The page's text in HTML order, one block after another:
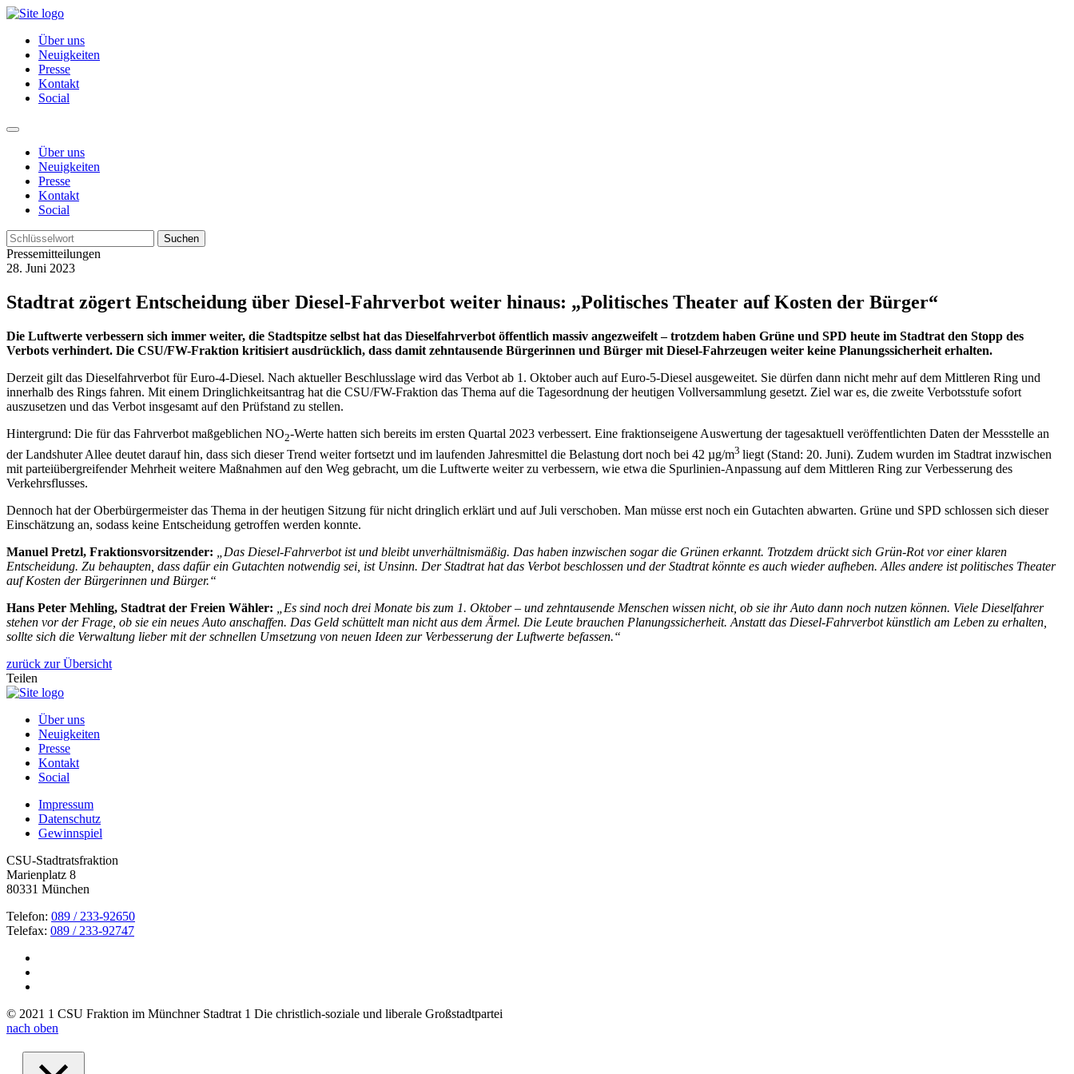
Über uns
Neuigkeiten
Presse
Kontakt
Social
Über uns
Neuigkeiten
Presse
Kontakt
Social
Suchen
Pressemitteilungen
28. Juni 2023
Stadtrat zögert Entscheidung über Diesel-Fahrverbot weiter hinaus: „Politisches Theater auf Kosten der Bürger“
Die Luftwerte verbessern sich immer weiter, die Stadtspitze selbst hat das Dieselfahrverbot öffentlich massiv angezweifelt – trotzdem haben Grüne und SPD heute im Stadtrat den Stopp des
Verbots verhindert. Die CSU/FW-Fraktion kritisiert ausdrücklich, dass damit zehntausende Bürgerinnen und Bürger mit Diesel-Fahrzeugen weiter keine Planungssicherheit erhalten.
Derzeit gilt das Dieselfahrverbot für Euro-4-Diesel. Nach aktueller Beschlusslage wird das Verbot ab 1. Oktober auch auf Euro-5-Diesel ausgeweitet. Sie dürfen dann nicht mehr auf dem Mittleren Ring und
innerhalb des Rings fahren. Mit einem Dringlichkeitsantrag hat die CSU/FW-Fraktion das Thema auf die Tagesordnung der heutigen Vollversammlung gesetzt. Ziel war es, die zweite Verbotsstufe sofort
auszusetzen und das Verbot insgesamt auf den Prüfstand zu stellen.
Hintergrund: Die für das Fahrverbot maßgeblichen NO2-Werte hatten sich bereits im ersten Quartal 2023 verbessert. Eine fraktionseigene Auswertung der tagesaktuell veröffentlichten Daten der Messstelle an
der Landshuter Allee deutet darauf hin, dass sich dieser Trend weiter fortsetzt und im laufenden Jahresmittel die Belastung dort noch bei 42 µg/m3 liegt (Stand: 20. Juni). Zudem wurden im Stadtrat inzwischen
mit parteiübergreifender Mehrheit weitere Maßnahmen auf den Weg gebracht, um die Luftwerte weiter zu verbessern, wie etwa die Spurlinien-Anpassung auf dem Mittleren Ring zur Verbesserung des
Verkehrsflusses.
Dennoch hat der Oberbürgermeister das Thema in der heutigen Sitzung für nicht dringlich erklärt und auf Juli verschoben. Man müsse erst noch ein Gutachten abwarten. Grüne und SPD schlossen sich dieser
Einschätzung an, sodass keine Entscheidung getroffen werden konnte.
Manuel Pretzl, Fraktionsvorsitzender:
„Das Diesel-Fahrverbot ist und bleibt unverhältnismäßig. Das haben inzwischen sogar die Grünen erkannt. Trotzdem drückt sich Grün-Rot vor einer klaren
Entscheidung. Zu behaupten, dass dafür ein Gutachten notwendig sei, ist Unsinn. Der Stadtrat hat das Verbot beschlossen und der Stadtrat könnte es auch wieder aufheben. Alles andere ist politisches Theater
auf Kosten der Bürgerinnen und Bürger.“
Hans Peter Mehling, Stadtrat der Freien Wähler:
„Es sind noch drei Monate bis zum 1. Oktober – und zehntausende Menschen wissen nicht, ob sie ihr Auto dann noch nutzen können. Viele Dieselfahrer
stehen vor der Frage, ob sie ein neues Auto anschaffen. Das Geld schüttelt man nicht aus dem Ärmel. Die Leute brauchen Planungssicherheit. Anstatt das Diesel-Fahrverbot künstlich am Leben zu erhalten,
sollte sich die Verwaltung lieber mit der schnellen Umsetzung von neuen Ideen zur Verbesserung der Luftwerte befassen.“
zurück zur Übersicht
Teilen
Über uns
Neuigkeiten
Presse
Kontakt
Social
Impressum
Datenschutz
Gewinnspiel
CSU-Stadtratsfraktion
Marienplatz 8
80331 München
Telefon: 089 / 233-92650
Telefax: 089 / 233-92747
© 2021 1 CSU Fraktion im Münchner Stadtrat 1 Die christlich-soziale und liberale Großstadtpartei
nach oben